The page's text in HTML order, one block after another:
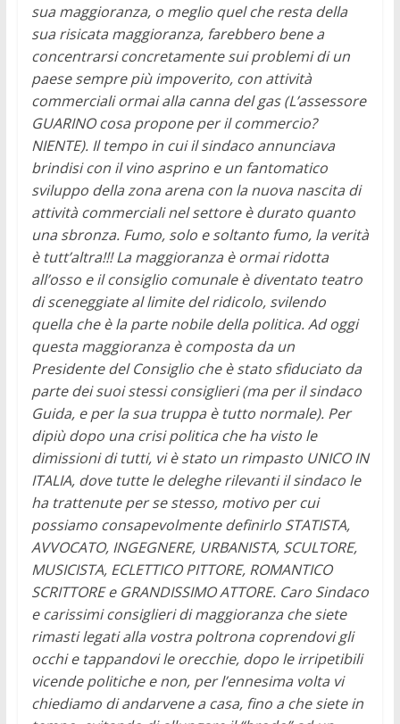
sua maggioranza, o meglio quel che resta della
sua risicata maggioranza, farebbero bene a
concentrarsi concretamente sui problemi di un
paese sempre più impoverito, con attività
commerciali ormai alla canna del gas (L’assessore
GUARINO cosa propone per il commercio?
NIENTE). Il tempo in cui il sindaco annunciava
brindisi con il vino asprino e un fantomatico
sviluppo della zona arena con la nuova nascita di
attività commerciali nel settore è durato quanto
una sbronza. Fumo, solo e soltanto fumo, la verità
è tutt’altra!!! La maggioranza è ormai ridotta
all’osso e il consiglio comunale è diventato teatro
di sceneggiate al limite del ridicolo, svilendo
quella che è la parte nobile della politica. Ad oggi
questa maggioranza è composta da un
Presidente del Consiglio che è stato sfiduciato da
parte dei suoi stessi consiglieri (ma per il sindaco
Guida, e per la sua truppa è tutto normale). Per
dipiù dopo una crisi politica che ha visto le
dimissioni di tutti, vi è stato un rimpasto UNICO IN
ITALIA, dove tutte le deleghe rilevanti il sindaco le
ha trattenute per se stesso, motivo per cui
possiamo consapevolmente definirlo STATISTA,
AVVOCATO, INGEGNERE, URBANISTA, SCULTORE,
MUSICISTA, ECLETTICO PITTORE, ROMANTICO
SCRITTORE e GRANDISSIMO ATTORE. Caro Sindaco
e carissimi consiglieri di maggioranza che siete
rimasti legati alla vostra poltrona coprendovi gli
occhi e tappandovi le orecchie, dopo le irripetibili
vicende politiche e non, per l’ennesima volta vi
chiediamo di andarvene a casa, fino a che siete in